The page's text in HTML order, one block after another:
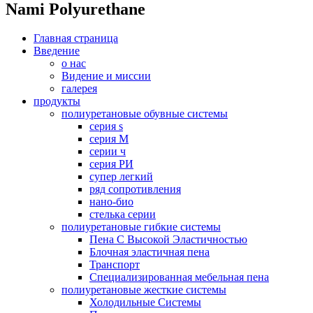
Nami Polyurethane
Главная страница
Введение
о нас
Видение и миссии
галерея
продукты
полиуретановые обувные системы
серия s
серия M
серии ч
серия РИ
супер легкий
ряд сопротивления
нано-био
стелька серии
полиуретановые гибкие системы
Пена С Высокой Эластичностью
Блочная эластичная пена
Транспорт
Специализированная мебельная пена
полиуретановые жесткие системы
Холодильные Системы